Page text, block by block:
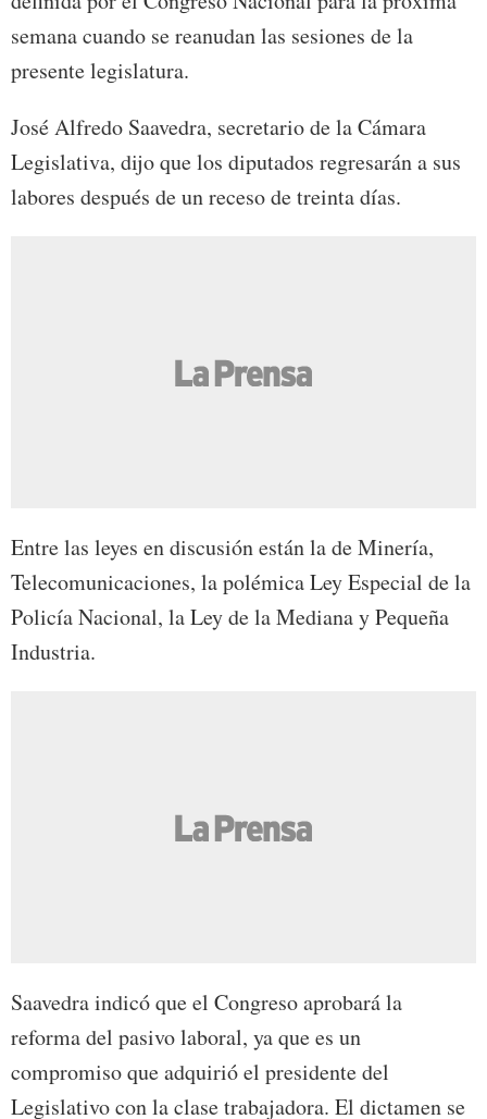
semana cuando se reanudan las sesiones de la
presente legislatura.
José Alfredo Saavedra, secretario de la Cámara
Legislativa, dijo que los diputados regresarán a sus
labores después de un receso de treinta días.
Entre las leyes en discusión están la de Minería,
Telecomunicaciones, la polémica Ley Especial de la
Policía Nacional, la Ley de la Mediana y Pequeña
Industria.
Saavedra indicó que el Congreso aprobará la
reforma del pasivo laboral, ya que es un
compromiso que adquirió el presidente del
Legislativo con la clase trabajadora. El dictamen se